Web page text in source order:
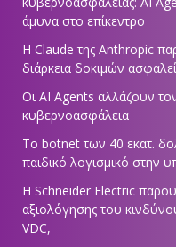
άμυνα στο επίκεντρο
Η Claude της Anthropic
διάρκεια δοκιμών
Οι AI Agents αλλάζουν
κυβερνοασφάλεια
Το botnet των 40 εκατ.
παιδικό λογισμικό στην
Η Schneider Electric
αξιολόγησης του
VDC,